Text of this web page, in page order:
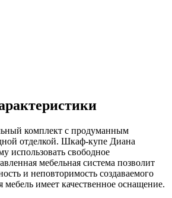
комплект с продуманным
отделкой. Шкаф-купе Диана
использовать свободное
мебельная система позволит
и неповторимость создаваемого
имеет качественное оснащение.